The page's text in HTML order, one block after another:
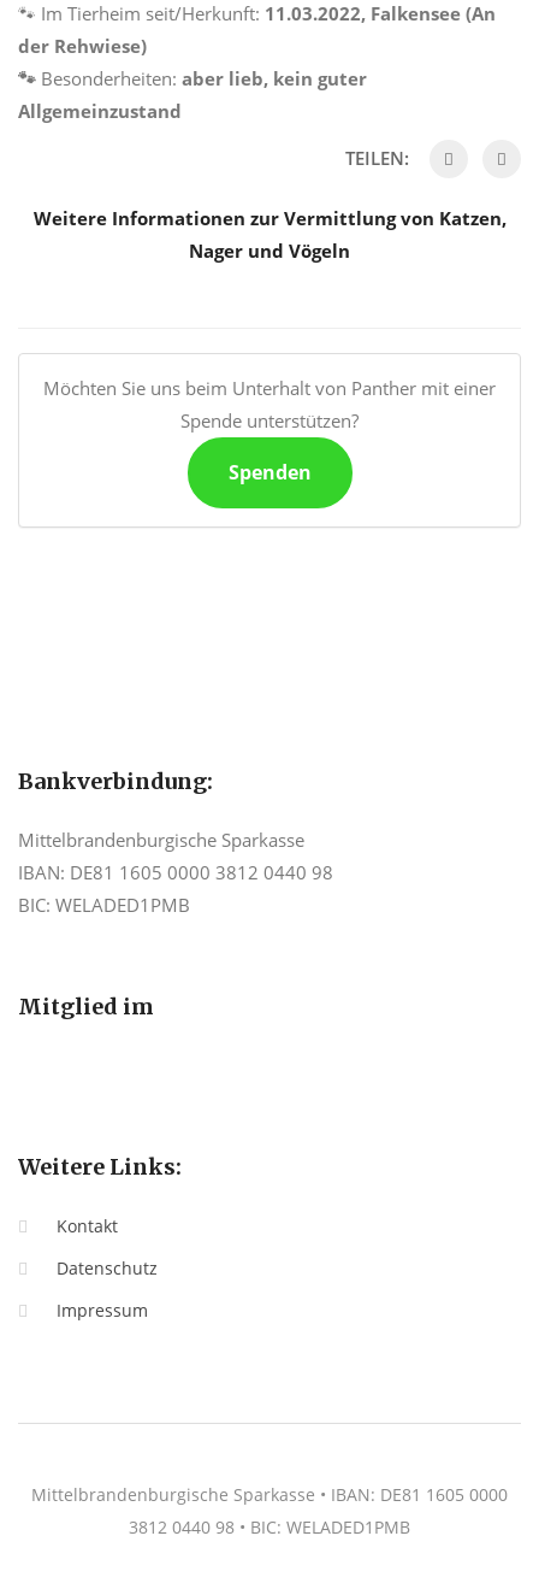
🐾 Im Tierheim seit/Herkunft: 11.03.2022, Falkensee (An
der Rehwiese)
🐾 Besonderheiten: aber lieb, kein guter
Allgemeinzustand
TEILEN:
Weitere Informationen zur Vermittlung von Katzen,
Nager und Vögeln
Möchten Sie uns beim Unterhalt von Panther mit einer
Spende unterstützen?
Spenden
Bankverbindung:
Mittelbrandenburgische Sparkasse
IBAN: DE81 1605 0000 3812 0440 98
BIC: WELADED1PMB
Mitglied im
Weitere Links:
Kontakt
Datenschutz
Impressum
Mittelbrandenburgische Sparkasse • IBAN: DE81 1605 0000
3812 0440 98 • BIC: WELADED1PMB